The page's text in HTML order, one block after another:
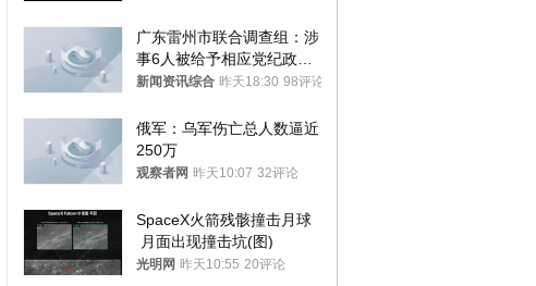
广东雷州市联合调查组：涉
事6人被给予相应党纪政务
处分和组织处理
新闻资讯综合 昨天18:30 98评论
俄军：乌军伤亡总人数逼近
250万
观察者网 昨天10:07 32评论
SpaceX火箭残骸撞击月球
月面出现撞击坑(图)
光明网 昨天10:55 20评论